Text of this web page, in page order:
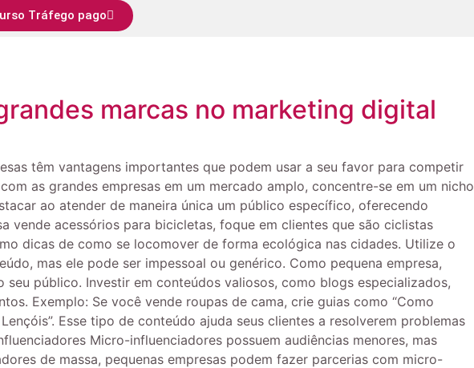
Tráfego pago
marcas no marketing digital
têm vantagens importantes que podem usar a seu favor para competir
as grandes empresas em um mercado amplo, concentre-se em um nicho
ao atender de maneira única um público específico, oferecendo
vende acessórios para bicicletas, foque em clientes que são ciclistas
dicas de como se locomover de forma ecológica nas cidades. Utilize o
mas ele pode ser impessoal ou genérico. Como pequena empresa,
público. Investir em conteúdos valiosos, como blogs especializados,
Exemplo: Se você vende roupas de cama, crie guias como “Como
Esse tipo de conteúdo ajuda seus clientes a resolverem problemas
Micro-influenciadores possuem audiências menores, mas
de massa, pequenas empresas podem fazer parcerias com micro-